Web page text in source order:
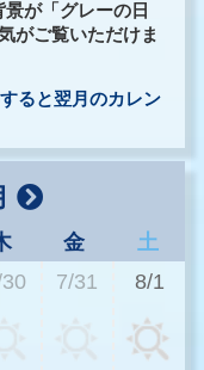
が「グレーの日
がご覧いただけま
ると翌月のカレン
金
土
7/31 8/1